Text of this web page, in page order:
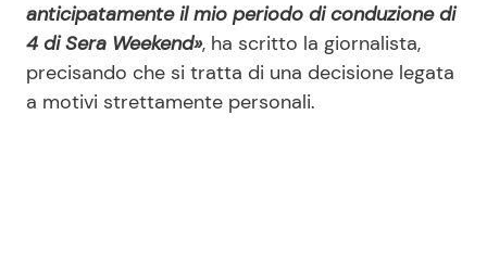
anticipatamente il mio periodo di conduzione di
4 di Sera Weekend», ha scritto la giornalista,
precisando che si tratta di una decisione legata
a motivi strettamente personali.